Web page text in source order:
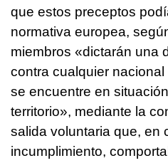
que estos preceptos
normativa europea,
miembros «dictarán una
contra cualquier
se encuentre en
territorio», mediante la
salida voluntaria que, en
incumplimiento,